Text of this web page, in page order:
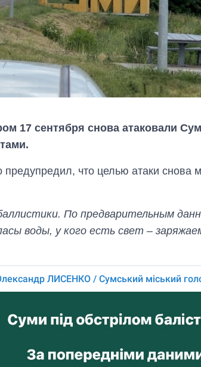
17 сентября снова атаковали
что целью атаки снова
По предварительным
воды, у кого есть свет –